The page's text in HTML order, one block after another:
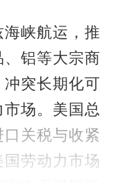
峡航运，推
铝等大宗商
突长期化可
场。美国总
关税与收紧
劳动力市场